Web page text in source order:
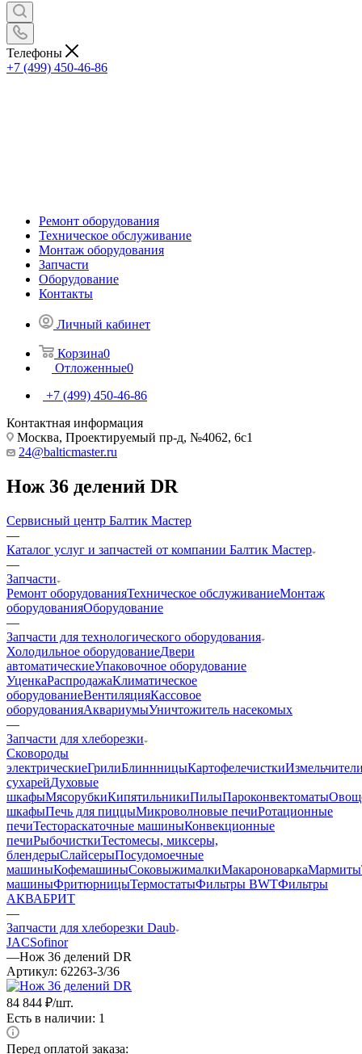
Телефоны
+7 (499) 450-46-86
Ремонт оборудования
Техническое обслуживание
Монтаж оборудования
Запчасти
Оборудование
Контакты
Личный кабинет
Корзина0
Отложенные0
+7 (499) 450-46-86
Контактная информация
Москва, Проектируемый пр-д, №4062, 6с1
24@balticmaster.ru
Нож 36 делений DR
Сервисный центр Балтик Мастер
—
Каталог услуг и запчастей от компании Балтик Мастер
—
Запчасти
Ремонт оборудованияТехническое обслуживаниеМонтаж
оборудованияОборудование
—
Запчасти для технологического оборудования
Холодильное оборудованиеДвери
автоматическиеУпаковочное оборудование
УценкаРаспродажаКлиматическое
оборудованиеВентиляцияКассовое
оборудованияАквариумыУничтожитель насекомых
—
Запчасти для хлеборезки
Cковороды
электрическиеГрилиБлиннницыКартофелечистки
сухарейДуховые
шкафыМясорубкиКипятильникиПилыПароконвектоматы
шкафыПечь для пиццыМикроволновые печиРотационные
печиТестораскаточные машиныКонвекционные
печиРыбочисткиТестомесы, миксеры,
блендерыСлайсерыПосудомоечные
машиныКофемашиныСоковыжималкиМакароноваркаМармиты
машиныФритюрницыТермостатыФильтры BWTФильтры
АКВАБРИТ
—
Запчасти для хлеборезки Daub
JACSofinor
—Нож 36 делений DR
Артикул: 62263-3/36
84 844 ₽/шт.
Есть в наличии: 1
Перед оплатой заказа: